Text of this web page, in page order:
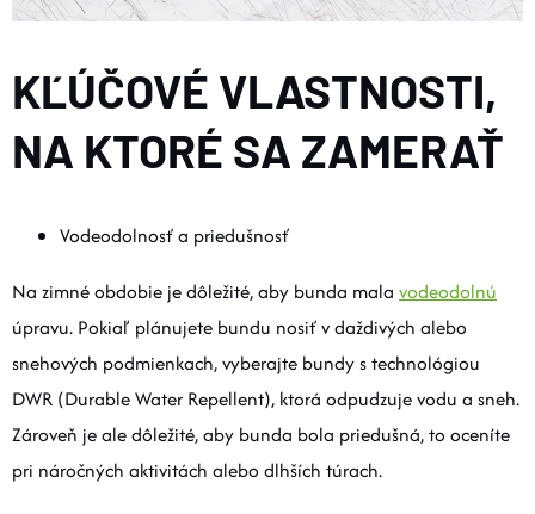
KĽÚČOVÉ VLASTNOSTI,
NA KTORÉ SA ZAMERAŤ
Vodeodolnosť a priedušnosť
Na zimné obdobie je dôležité, aby bunda mala vodeodolnú
úpravu. Pokiaľ plánujete bundu nosiť v daždivých alebo
snehových podmienkach, vyberajte bundy s technológiou
DWR (Durable Water Repellent), ktorá odpudzuje vodu a sneh.
Zároveň je ale dôležité, aby bunda bola priedušná, to oceníte
pri náročných aktivitách alebo dlhších túrach.